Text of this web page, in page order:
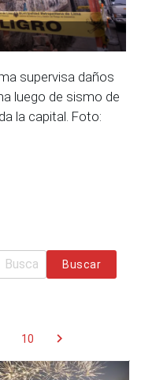
supervisa daños
luego de sismo de
la capital. Foto:
Buscar
10 chevron_right